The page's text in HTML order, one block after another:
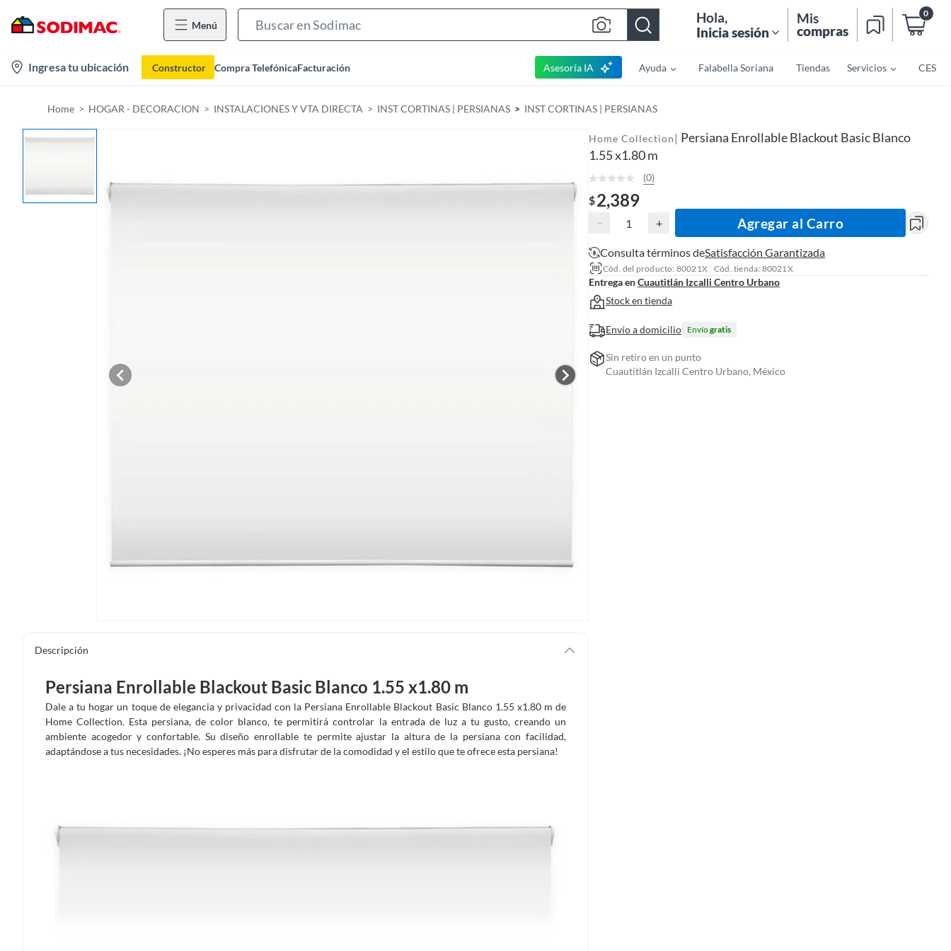
Menú
h
Hola,
Inicia sesión
Mis
compras
0
Ingresa tu ubicación Constructor Compra TelefónicaFacturación Asesoría IA Ayuda Falabella Soriana Tiendas Servicios CES
Home HOGAR - DECORACION INSTALACIONES Y VTA DIRECTA INST CORTINAS | PERSIANAS INST CORTINAS | PERSIANAS
Descripción
Persiana Enrollable Blackout Basic Blanco 1.55 x1.80 m
Dale a tu hogar un toque de elegancia y privacidad con la Persiana Enrollable Blackout Basic Blanco 1.55 x1.80 m de
Home Collection. Esta persiana, de color blanco, te permitirá controlar la entrada de luz a tu gusto, creando un
ambiente acogedor y confortable. Su diseño enrollable te permite ajustar la altura de la persiana con facilidad,
adaptándose a tus necesidades. ¡No esperes más para disfrutar de la comodidad y el estilo que te ofrece esta persiana!
Home Collection | Persiana Enrollable Blackout Basic Blanco
1.55 x1.80 m
(0)
$2,389
− + Agregar al Carro
Consulta términos deSatisfacción Garantizada
Cód. del producto: 80021X Cód. tienda: 80021X
Entrega enCuautitlán Izcalli Centro Urbano
Stock en tienda
Envío a domicilio Envíogratis
Sin retiro en un punto
Cuautitlán Izcalli Centro Urbano, México